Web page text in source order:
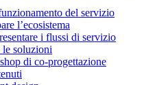
del servizio
l’ecosistema
i flussi di servizio
le soluzioni
di co-progettazione